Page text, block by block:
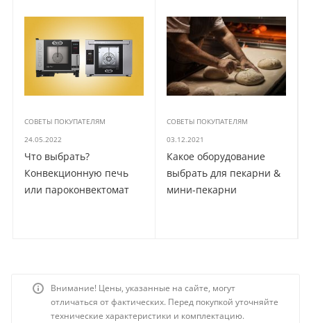
СОВЕТЫ ПОКУПАТЕЛЯМ
24.05.2022
Что выбрать?
Конвекционную печь
или пароконвектомат
СОВЕТЫ ПОКУПАТЕЛЯМ
03.12.2021
Какое оборудование
выбрать для пекарни &
мини-пекарни
Внимание! Цены, указанные на сайте, могут
отличаться от фактических. Перед покупкой уточняйте
технические характеристики и комплектацию.